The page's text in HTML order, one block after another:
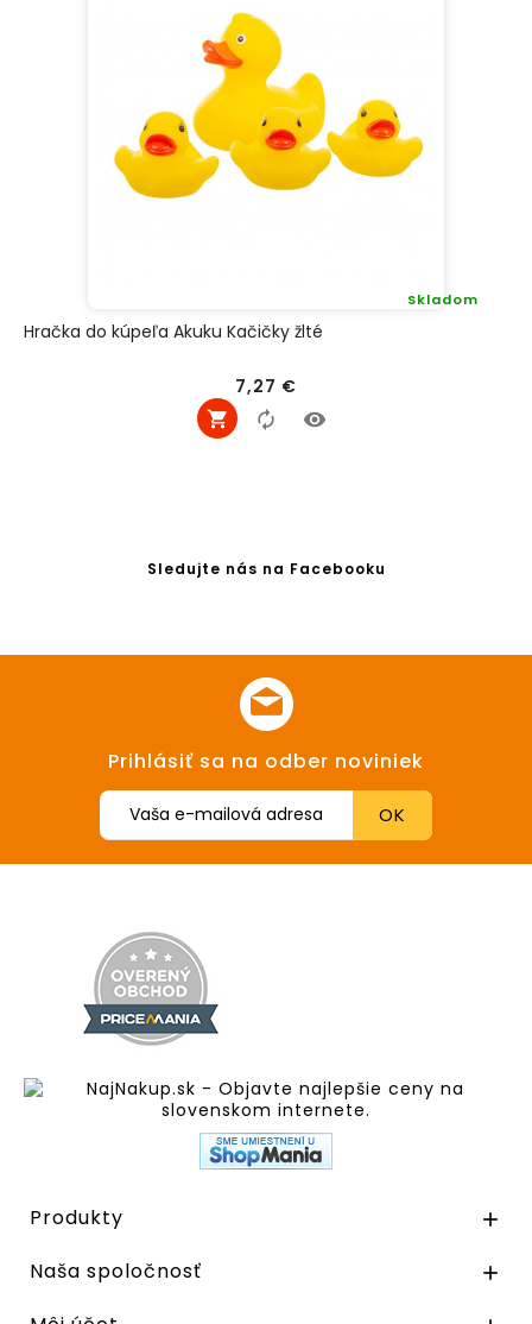
Hračka do kúpeľa Akuku Kačičky žlté
7,27 €
Skladom
Sledujte nás na Facebooku
Prihlásiť sa na odber noviniek
Produkty 
Naša spoločnosť 